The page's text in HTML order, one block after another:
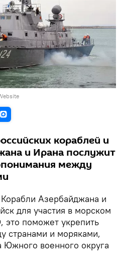
кораблей и
и Ирана послужит
между
Корабли Азербайджана и
для участия в морском
поможет укрепить
странами и моряками,
военного округа